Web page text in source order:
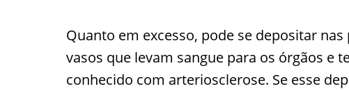
Quanto em excesso, pode se depositar
vasos que levam sangue para os órgãos e
conhecido com arteriosclerose. Se esse